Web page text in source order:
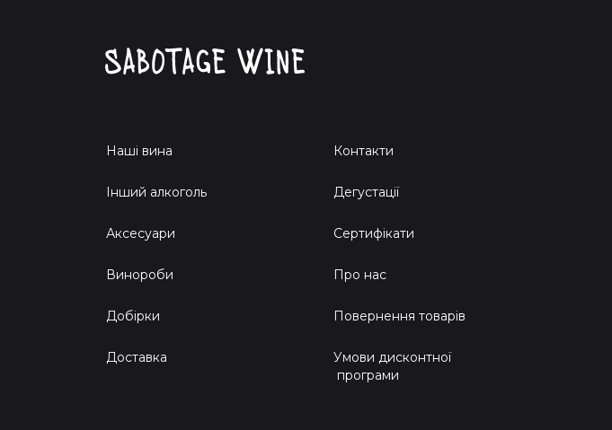
Наші вина
Інший алкоголь
Аксесуари
Винороби
Добірки
Доставка
Контакти
Дегустації
Сертифікати
Про нас
Повернення товарів
Умови дисконтної
програми